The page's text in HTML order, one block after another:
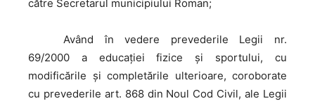
către Secretarul municipiului Roman;
Având în vedere prevederile Legii nr.
69/2000 a educației fizice și sportului, cu
modificările și completările ulterioare, coroborate
cu prevederile art. 868 din Noul Cod Civil, ale Legii